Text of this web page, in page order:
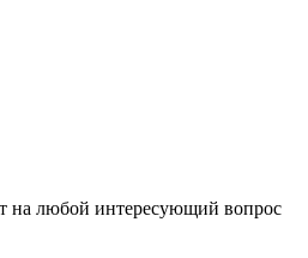
на любой интересующий вопрос